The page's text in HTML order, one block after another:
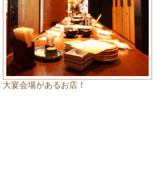
大宴会場があるお店！